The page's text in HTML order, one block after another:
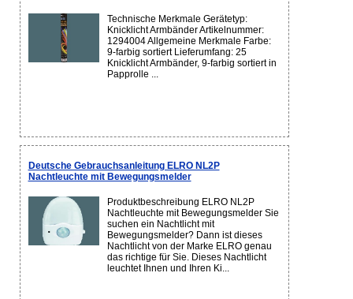
Technische Merkmale Gerätetyp:
Knicklicht Armbänder Artikelnummer:
1294004 Allgemeine Merkmale Farbe:
9-farbig sortiert Lieferumfang: 25
Knicklicht Armbänder, 9-farbig sortiert in
Papprolle ...
Deutsche Gebrauchsanleitung ELRO NL2P
Nachtleuchte mit Bewegungsmelder
Produktbeschreibung ELRO NL2P
Nachtleuchte mit Bewegungsmelder Sie
suchen ein Nachtlicht mit
Bewegungsmelder? Dann ist dieses
Nachtlicht von der Marke ELRO genau
das richtige für Sie. Dieses Nachtlicht
leuchtet Ihnen und Ihren Ki...